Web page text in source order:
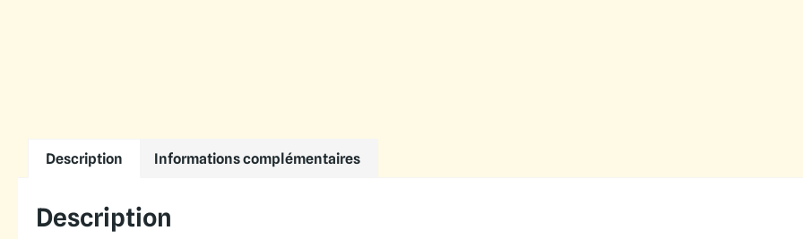
Description Informations complémentaires
Description